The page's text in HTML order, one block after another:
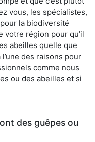
vous, les spécialistes,
la biodiversité
votre région pour qu’il
abeilles quelle que
des raisons pour
comme nous
ou des abeilles et si
des guêpes ou